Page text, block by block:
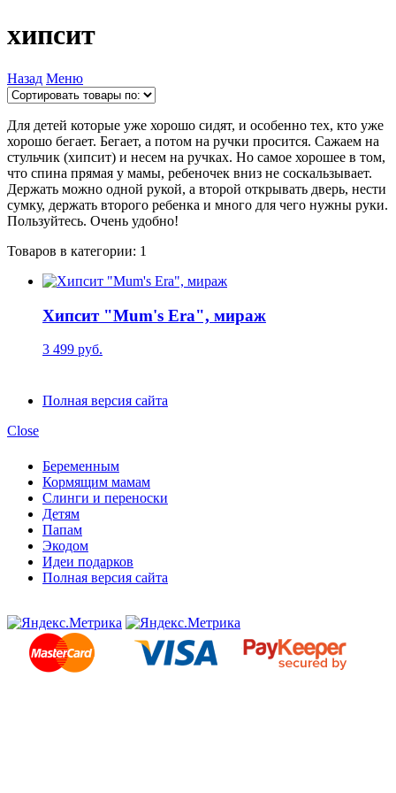
хипсит
Назад Меню
Для детей которые уже хорошо сидят, и особенно тех, кто уже
хорошо бегает. Бегает, а потом на ручки просится. Сажаем на
стульчик (хипсит) и несем на ручках. Но самое хорошее в том,
что спина прямая у мамы, ребеночек вниз не соскальзывает.
Держать можно одной рукой, а второй открывать дверь, нести
сумку, держать второго ребенка и много для чего нужны руки.
Пользуйтесь. Очень удобно!
Товаров в категории: 1
Хипсит "Mum's Era", мираж
3 499 руб.
Полная версия сайта
Close
Беременным
Кормящим мамам
Слинги и переноски
Детям
Папам
Экодом
Идеи подарков
Полная версия сайта